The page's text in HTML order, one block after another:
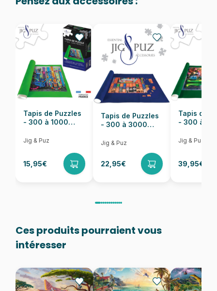
EAN 4001504564865
Nombre de pièces 200 pièces
Dimensions 43 x 29 cm
Tapis de Puzzles
- 300 à 1000
Jig & Puz
15,95€
Tapis de Puzzles
- 300 à 3000
Jig & Puz
22,95€
Tapis de
- 300 à
Jig & Puz
39,95€
Ces produits pourraient vous
intéresser